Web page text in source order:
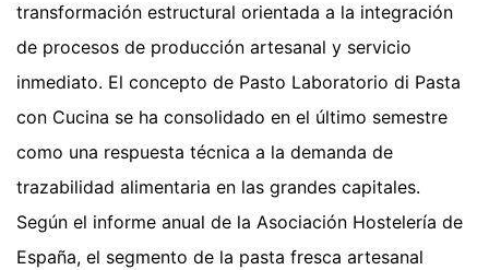
transformación estructural orientada a la integración
de procesos de producción artesanal y servicio
inmediato. El concepto de Pasto Laboratorio di Pasta
con Cucina se ha consolidado en el último semestre
como una respuesta técnica a la demanda de
trazabilidad alimentaria en las grandes capitales.
Según el informe anual de la Asociación Hostelería de
España, el segmento de la pasta fresca artesanal